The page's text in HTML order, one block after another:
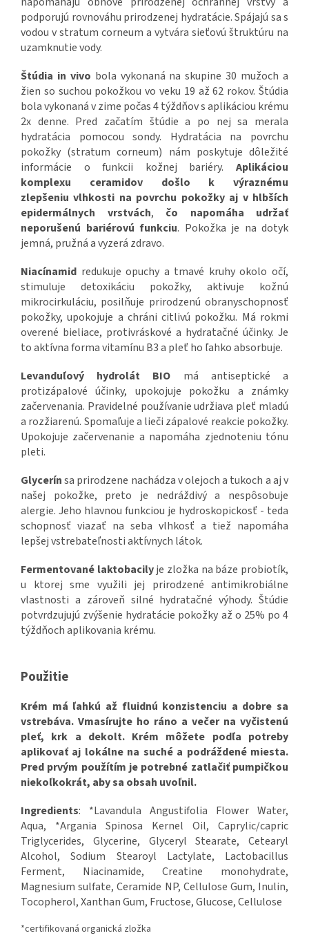
podporujú rovnováhu prirodzenej hydratácie. Spájajú sa s
vodou v stratum corneum a vytvára sieťovú štruktúru na
uzamknutie vody.
Štúdia in vivo bola vykonaná na skupine 30 mužoch a
žien so suchou pokožkou vo veku 19 až 62 rokov. Štúdia
bola vykonaná v zime počas 4 týždňov s aplikáciou krému
2x denne. Pred začatím štúdie a po nej sa merala
hydratácia pomocou sondy. Hydratácia na povrchu
pokožky (stratum corneum) nám poskytuje dôležité
informácie o funkcii kožnej bariéry. Aplikáciou
komplexu ceramidov došlo k výraznému
zlepšeniu vlhkosti na povrchu pokožky aj v hlbších
epidermálnych vrstvách, čo napomáha udržať
neporušenú bariérovú funkciu. Pokožka je na dotyk
jemná, pružná a vyzerá zdravo.
Niacínamid redukuje opuchy a tmavé kruhy okolo očí,
stimuluje detoxikáciu pokožky, aktivuje kožnú
mikrocirkuláciu, posilňuje prirodzenú obranyschopnosť
pokožky, upokojuje a chráni citlivú pokožku. Má rokmi
overené bieliace, protivráskové a hydratačné účinky. Je
to aktívna forma vitamínu B3 a pleť ho ľahko absorbuje.
Levanduľový hydrolát BIO má antiseptické a
protizápalové účinky, upokojuje pokožku a známky
začervenania. Pravidelné používanie udržiava pleť mladú
a rozžiarenú. Spomaľuje a lieči zápalové reakcie pokožky.
Upokojuje začervenanie a napomáha zjednoteniu tónu
pleti.
Glycerínsa prirodzene nachádza v olejoch a tukoch a aj v
našej pokožke, preto je nedráždivý a nespôsobuje
alergie. Jeho hlavnou funkciou je hydroskopickosť - teda
schopnosť viazať na seba vlhkosť a tiež napomáha
lepšej vstrebateľnosti aktívnych látok.
Fermentované laktobacilyje zložka na báze probiotík,
u ktorej sme využili jej prirodzené antimikrobiálne
vlastnosti a zároveň silné hydratačné výhody. Štúdie
potvrdzujujú zvýšenie hydratácie pokožky až o 25% po 4
týždňoch aplikovania krému.
Použitie
Krém má ľahkú až fluidnú konzistenciu a dobre sa
vstrebáva. Vmasírujte ho ráno a večer na vyčistenú
pleť, krk a dekolt. Krém môžete podľa potreby
aplikovať aj lokálne na suché a podráždené miesta.
Pred prvým použítím je potrebné zatlačiť pumpičkou
niekoľkokrát, aby sa obsah uvoľnil.
Ingredients: *Lavandula Angustifolia Flower Water,
Aqua, *Argania Spinosa Kernel Oil, Caprylic/capric
Triglycerides, Glycerine, Glyceryl Stearate, Cetearyl
Alcohol, Sodium Stearoyl Lactylate, Lactobacillus
Ferment, Niacinamide, Creatine monohydrate,
Magnesium sulfate, Ceramide NP, Cellulose Gum, Inulin,
Tocopherol, Xanthan Gum, Fructose, Glucose, Cellulose
*certifikovaná organická zložka